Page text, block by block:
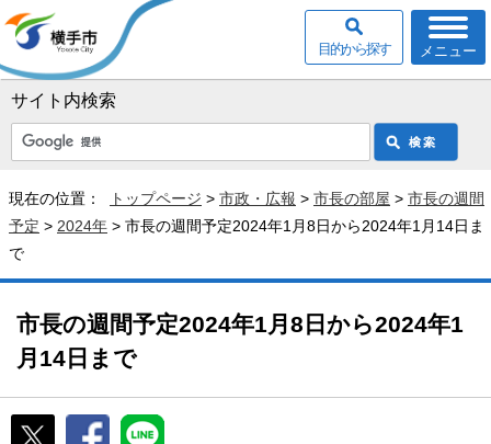
サイト内検索
メニュー
目的から探す
現在の位置： トップページ > 市政・広報 > 市長の部屋 > 市長の週間
予定 > 2024年 > 市長の週間予定2024年1月8日から2024年1月14日ま
で
市長の週間予定2024年1月8日から2024年1
月14日まで